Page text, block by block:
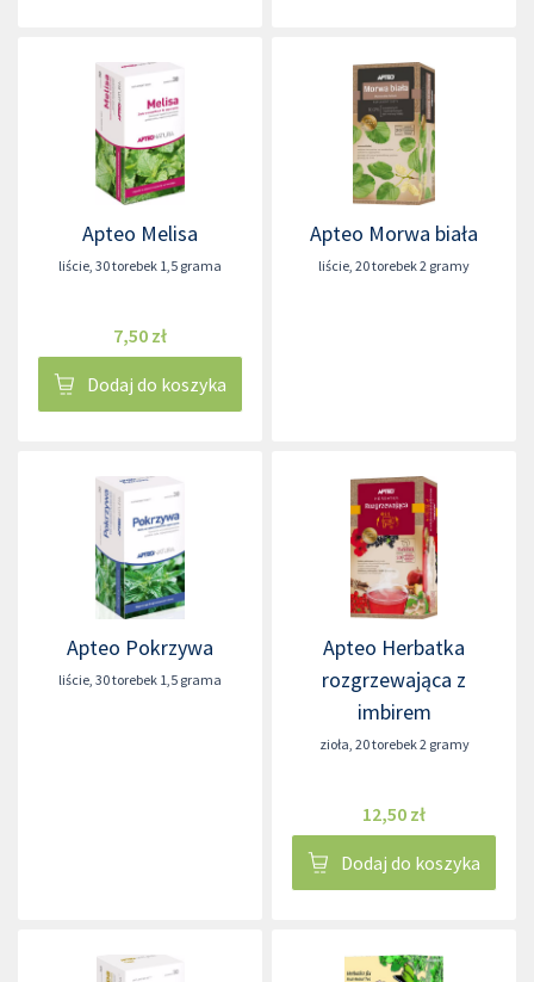
Apteo Melisa
liście, 30 torebek 1,5 grama
7,50 zł
Dodaj do koszyka
Apteo Morwa biała
liście, 20 torebek 2 gramy
Apteo Pokrzywa
liście, 30 torebek 1,5 grama
Apteo Herbatka
rozgrzewająca z
imbirem
zioła, 20 torebek 2 gramy
12,50 zł
Dodaj do koszyka